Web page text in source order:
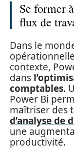
Se former
flux de
Dans le
contexte,
dans
comptables.
Power Bi
maîtriser des
d’analyse de
une
productivité.